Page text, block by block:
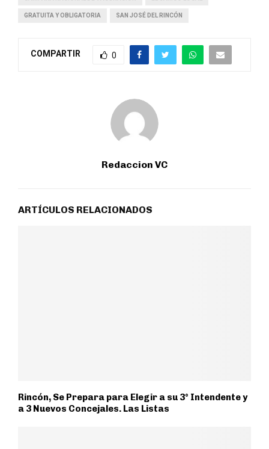
GRATUITA Y OBLIGATORIA SAN JOSÉ DEL RINCÓN
COMPARTIR 0
Redaccion VC
ARTÍCULOS RELACIONADOS
Rincón, Se Prepara para Elegir a su 3° Intendente y
a 3 Nuevos Concejales. Las Listas